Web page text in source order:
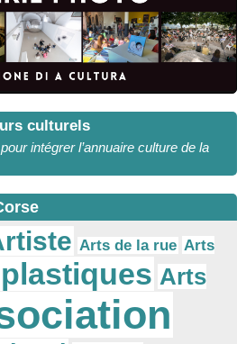
culturels
intégrer l’annuaire culture de la
Arts de la rue Arts
Arts